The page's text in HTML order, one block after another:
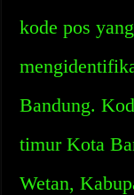
kode pos
Bandung.
timur Kota
Wetan,